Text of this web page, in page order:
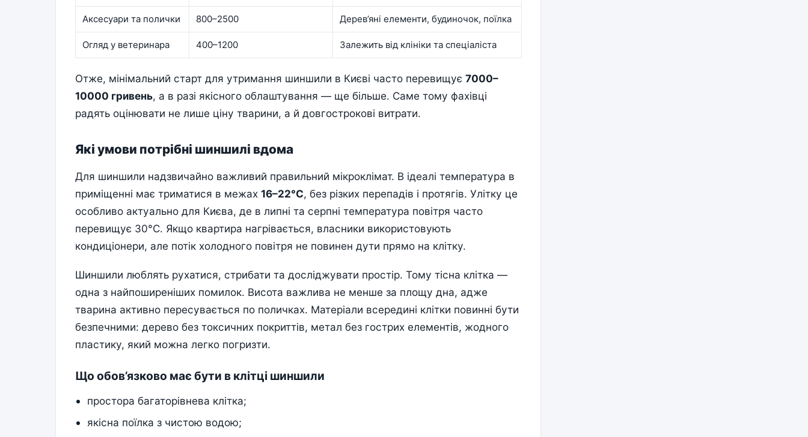
Аксесуари та полички 800–2500 Дерев’яні елементи, будиночок, поїлка
Огляд у ветеринара 400–1200 Залежить від клініки та спеціаліста
Отже, мінімальний старт для утримання шиншили в Києві часто перевищує 7000–
10000 гривень, а в разі якісного облаштування — ще більше. Саме тому фахівці
радять оцінювати не лише ціну тварини, а й довгострокові витрати.
Які умови потрібні шиншилі вдома
Для шиншили надзвичайно важливий правильний мікроклімат. В ідеалі температура в
приміщенні має триматися в межах 16–22°C, без різких перепадів і протягів. Улітку це
особливо актуально для Києва, де в липні та серпні температура повітря часто
перевищує 30°C. Якщо квартира нагрівається, власники використовують
кондиціонери, але потік холодного повітря не повинен дути прямо на клітку.
Шиншили люблять рухатися, стрибати та досліджувати простір. Тому тісна клітка —
одна з найпоширеніших помилок. Висота важлива не менше за площу дна, адже
тварина активно пересувається по поличках. Матеріали всередині клітки повинні бути
безпечними: дерево без токсичних покриттів, метал без гострих елементів, жодного
пластику, який можна легко погризти.
Що обов’язково має бути в клітці шиншили
простора багаторівнева клітка;
якісна поїлка з чистою водою;